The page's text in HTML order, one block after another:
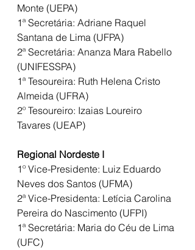
Monte (UEPA)
1ª Secretária: Adriane Raquel
Santana de Lima (UFPA)
2ª Secretária: Ananza Mara Rabello
(UNIFESSPA)
1ª Tesoureira: Ruth Helena Cristo
Almeida (UFRA)
2º Tesoureiro: Izaias Loureiro
Tavares (UEAP)
Regional Nordeste I
1º Vice-Presidente: Luiz Eduardo
Neves dos Santos (UFMA)
2ª Vice-Presidenta: Letícia Carolina
Pereira do Nascimento (UFPI)
1ª Secretária: Maria do Céu de Lima
(UFC)